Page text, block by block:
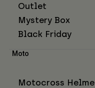
Outlet
Mystery Box
Black Friday
Moto
Motocross Helme